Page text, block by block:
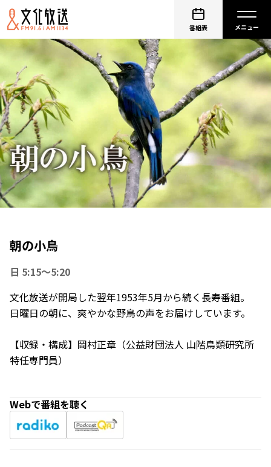
番組表
朝の小鳥
日 5:15～5:20
文化放送が開局した翌年1953年5月から続く長寿番組。
日曜日の朝に、爽やかな野鳥の声をお届けしています。
【収録・構成】岡村正章（公益財団法人 山階鳥類研究所
特任専門員）
Webで番組を聴く